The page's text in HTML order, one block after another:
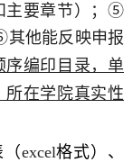
要章节）； ⑤
其他能反映申报
序编印目录，单
所在学院真实性
excel格式）、